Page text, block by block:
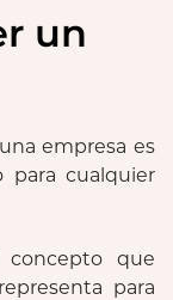
un
empresa es
para cualquier
que
para